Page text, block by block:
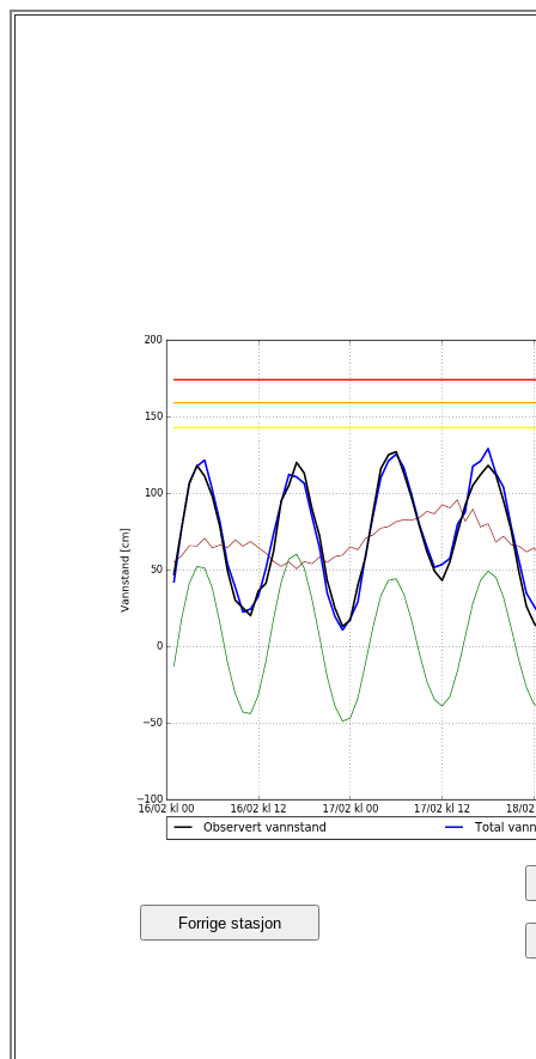
Forrige stasjon